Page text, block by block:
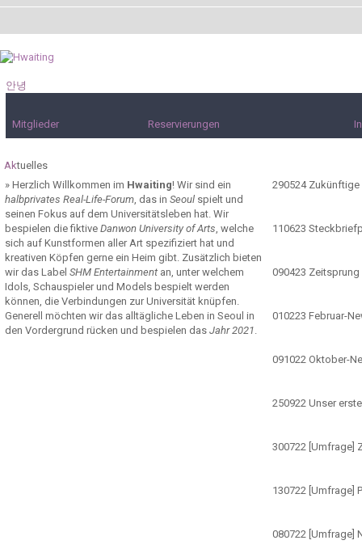
안녕
Mitglieder Reservierungen
Aktuelles
» Herzlich Willkommen im Hwaiting! Wir sind ein
halbprivates Real-Life-Forum, das in Seoul spielt und
seinen Fokus auf dem Universitätsleben hat. Wir
bespielen die fiktive Danwon University of Arts, welche
sich auf Kunstformen aller Art spezifiziert hat und
kreativen Köpfen gerne ein Heim gibt. Zusätzlich bieten
wir das Label SHM Entertainment an, unter welchem
Idols, Schauspieler und Models bespielt werden
können, die Verbindungen zur Universität knüpfen.
Generell möchten wir das alltägliche Leben in Seoul in
den Vordergrund rücken und bespielen das Jahr 2021.
290524Zukünftige
110623
090423
010223 Februar-
091022 Oktober-
250922 Unser
300722 [Umfrage]
130722 [Umfrage]
080722 [Umfrage]